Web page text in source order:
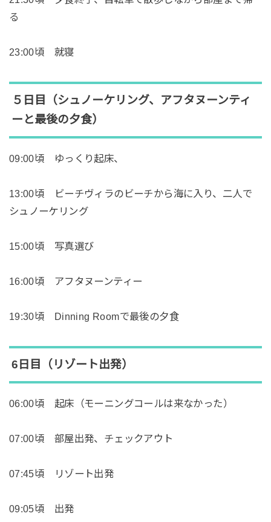
る
23:00頃 就寝
５日目（シュノーケリング、アフタヌーンティ
ーと最後の夕食）
09:00頃 ゆっくり起床、
13:00頃 ビーチヴィラのビーチから海に入り、二人で
シュノーケリング
15:00頃 写真選び
16:00頃 アフタヌーンティー
19:30頃 Dinning Roomで最後の夕食
6日目（リゾート出発）
06:00頃 起床（モーニングコールは来なかった）
07:00頃 部屋出発、チェックアウト
07:45頃 リゾート出発
09:05頃 出発